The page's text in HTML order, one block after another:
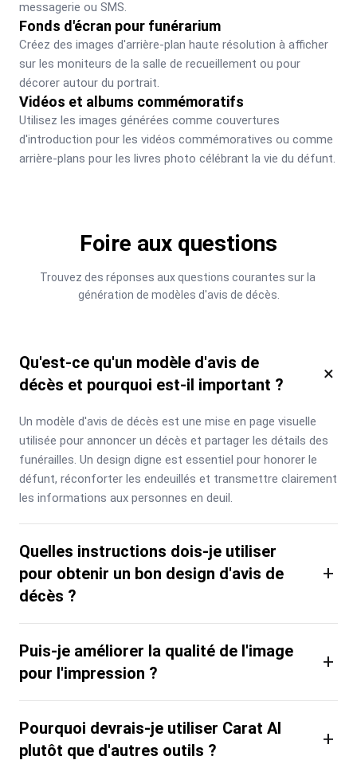
messagerie ou SMS.
Fonds d'écran pour funérarium
Créez des images d'arrière-plan haute résolution à afficher
sur les moniteurs de la salle de recueillement ou pour
décorer autour du portrait.
Vidéos et albums commémoratifs
Utilisez les images générées comme couvertures
d'introduction pour les vidéos commémoratives ou comme
arrière-plans pour les livres photo célébrant la vie du défunt.
Foire aux questions
Trouvez des réponses aux questions courantes sur la
génération de modèles d'avis de décès.
Qu'est-ce qu'un modèle d'avis de
décès et pourquoi est-il important ?
×
Un modèle d'avis de décès est une mise en page visuelle
utilisée pour annoncer un décès et partager les détails des
funérailles. Un design digne est essentiel pour honorer le
défunt, réconforter les endeuillés et transmettre clairement
les informations aux personnes en deuil.
Quelles instructions dois-je utiliser
pour obtenir un bon design d'avis de
décès ?
+
Puis-je améliorer la qualité de l'image
pour l'impression ?
+
Pourquoi devrais-je utiliser Carat AI
plutôt que d'autres outils ?
+